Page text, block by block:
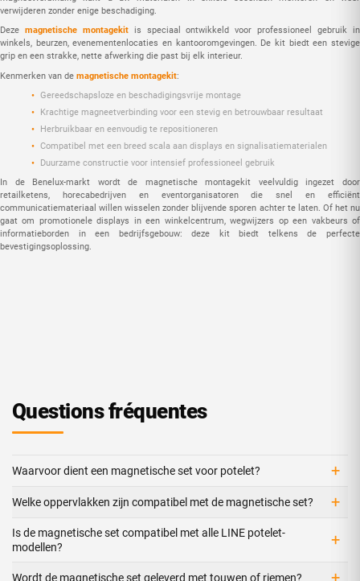
verwijderen zonder enige beschadiging.
Deze magnetische montagekitis speciaal ontwikkeld voor professioneel gebruik in
winkels, beurzen, evenementenlocaties en kantooromgevingen. De kit biedt een stevige
grip en een strakke, nette afwerking die past bij elk interieur.
Kenmerken van de magnetische montagekit:
Gereedschapsloze en beschadigingsvrije montage
Krachtige magneetverbinding voor een stevig en betrouwbaar resultaat
Herbruikbaar en eenvoudig te repositioneren
Compatibel met een breed scala aan displays en signalisatiematerialen
Duurzame constructie voor intensief professioneel gebruik
In de Benelux-markt wordt de magnetische montagekit veelvuldig ingezet door
retailketens, horecabedrijven en eventorganisatoren die snel en efficiënt
communicatiemateriaal willen wisselen zonder blijvende sporen achter te laten. Of het nu
gaat om promotionele displays in een winkelcentrum, wegwijzers op een vakbeurs of
informatieborden in een bedrijfsgebouw: deze kit biedt telkens de perfecte
bevestigingsoplossing.
Questions fréquentes
Waarvoor dient een magnetische set voor potelet? +
Welke oppervlakken zijn compatibel met de magnetische set? +
Is de magnetische set compatibel met alle LINE potelet-
modellen?
+
Wordt de magnetische set geleverd met touwen of riemen?